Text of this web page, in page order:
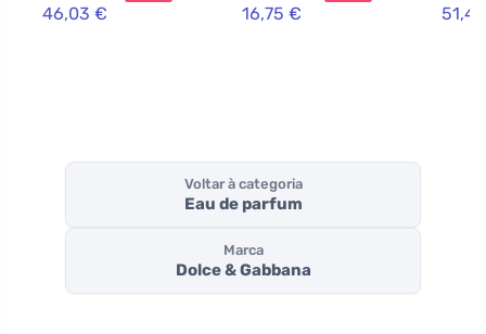
46,03 € 16,75 €
Voltar à categoria
Eau de parfum
Marca
Dolce & Gabbana